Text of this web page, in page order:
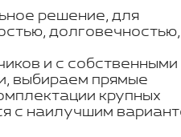
решение, для
и с собственными
выбираем прямые
крупных
с наилучшим